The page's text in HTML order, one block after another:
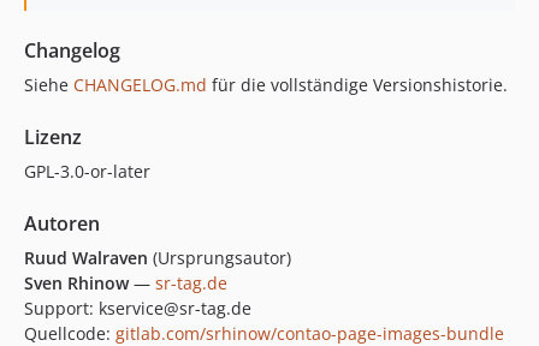
Changelog
Siehe CHANGELOG.md für die vollständige Versionshistorie.
Lizenz
GPL-3.0-or-later
Autoren
Ruud Walraven (Ursprungsautor)
Sven Rhinow— sr-tag.de
Support: kservice@sr-tag.de
Quellcode: gitlab.com/srhinow/contao-page-images-bundle